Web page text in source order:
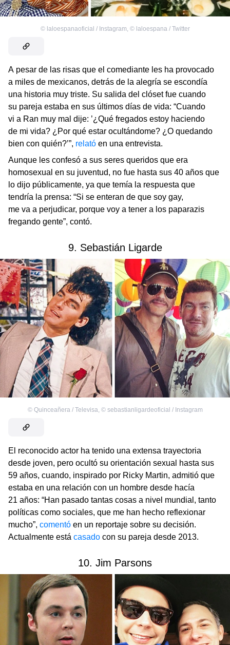
© laloespanaoficial / Instagram © laloespana / Twitter
A pesar de las risas que el comediante les ha provocado
a miles de mexicanos, detrás de la alegría se escondía
una historia muy triste. Su salida del clóset fue cuando
su pareja estaba en sus últimos días de vida: “Cuando
vi a Ran muy mal dije: ’¿Qué fregados estoy haciendo
de mi vida? ¿Por qué estar ocultándome? ¿O quedando
bien con quién?’”, relató en una entrevista.
Aunque les confesó a sus seres queridos que era
homosexual en su juventud, no fue hasta sus 40 años que
lo dijo públicamente, ya que temía la respuesta que
tendría la prensa: “Si se enteran de que soy gay,
me va a perjudicar, porque voy a tener a los paparazis
fregando gente”, contó.
9. Sebastián Ligarde
© Quinceañera / Televisa, © sebastianligardeoficial / Instagram
El reconocido actor ha tenido una extensa trayectoria
desde joven, pero ocultó su orientación sexual hasta sus
59 años, cuando, inspirado por Ricky Martin, admitió que
estaba en una relación con un hombre desde hacía
21 años: “Han pasado tantas cosas a nivel mundial, tanto
políticas como sociales, que me han hecho reflexionar
mucho”, comentó en un reportaje sobre su decisión.
Actualmente está casado con su pareja desde 2013.
10. Jim Parsons